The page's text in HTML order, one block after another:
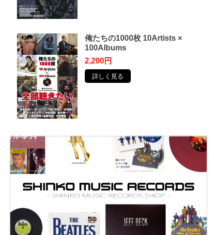
俺たちの1000枚 10Artists ×
100Albums
2,200円
詳しく見る